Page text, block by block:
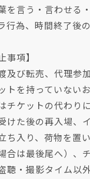
を言う・言わせる
行為、時間終了後
事項】
及び転売、代理参
トを持っていない
チケットの代わり
けた後の再入場、
ち入り、荷物を置
合は最後尾へ）、
聴・撮影タイム以